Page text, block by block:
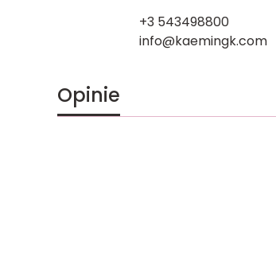
+3 543498800
info@kaemingk.com
Opinie